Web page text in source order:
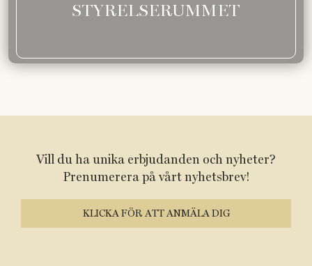
STYRELSERUMMET
Vill du ha unika erbjudanden och nyheter?
Prenumerera på vårt nyhetsbrev!
KLICKA FÖR ATT ANMÄLA DIG